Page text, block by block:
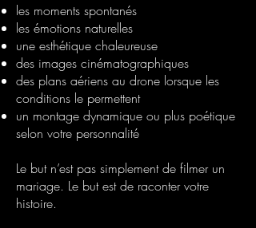
les moments spontanés
les émotions naturelles
une esthétique chaleureuse
des images cinématographiques
des plans aériens au drone lorsque les
conditions le permettent
un montage dynamique ou plus poétique
selon votre personnalité
Le but n’est pas simplement de filmer un
mariage. Le but est de raconter votre
histoire.